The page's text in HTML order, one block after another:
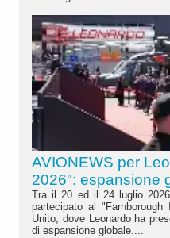
AVIONEWS per
2026": espansione
Tra il 20 ed il 24 luglio
partecipato al "Farnborough
Unito, dove Leonardo ha
di espansione globale....